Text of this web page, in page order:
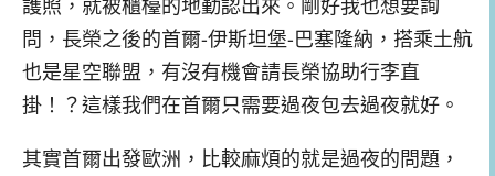
護照，就被櫃檯的地勤認出來。剛好我也想要詢
問，長榮之後的首爾-伊斯坦堡-巴塞隆納，搭乘土航
也是星空聯盟，有沒有機會請長榮協助行李直
掛！？這樣我們在首爾只需要過夜包去過夜就好。
其實首爾出發歐洲，比較麻煩的就是過夜的問題，